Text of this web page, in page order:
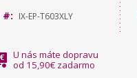
#: IX-EP-T603XLY
U nás máte dopravu
od 15,90€ zadarmo